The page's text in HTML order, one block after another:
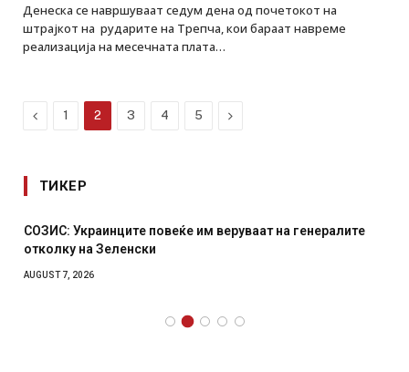
Денеска се навршуваат седум дена од почетокот на
штрајкот на рударите на Трепча, кои бараат навреме
реализација на месечната плата…
Previous
1 2 3 4 5 Next
ТИКЕР
СОЗИС: Украинците повеќе им веруваат на генералите
отколку на Зеленски
AUGUST 7, 2026